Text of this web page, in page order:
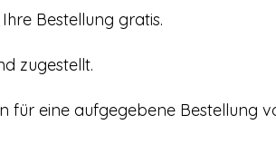
Bestellung gratis.
zugestellt.
eine aufgegebene Bestellung